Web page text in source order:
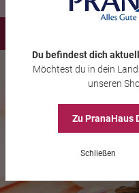
Du befindest dich
Möchtest du in dein Land
unseren
Zu PranaHaus
Schließen